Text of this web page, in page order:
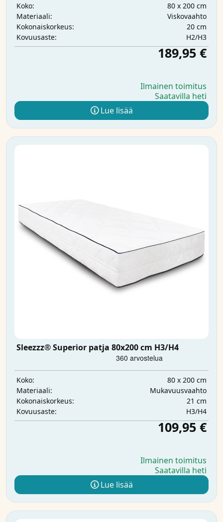
Koko:
80 x 200 cm
Materiaali:
Viskovaahto
Kokonaiskorkeus:
20 cm
Kovuusaste:
H2/H3
189,95 €
Ilmainen toimitus
Saatavilla heti
Lue lisää
Sleezzz® Superior patja 80x200 cm H3/H4
Koko:
80 x 200 cm
Materiaali:
Mukavuusvaahto
Kokonaiskorkeus:
21 cm
Kovuusaste:
H3/H4
109,95 €
Ilmainen toimitus
Saatavilla heti
Lue lisää